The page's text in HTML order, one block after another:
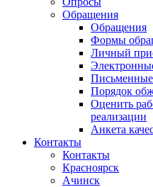
Обращения
Обращения
Формы
Личный
Порядок
Оценить
реализации
Анкета
Контакты
Контакты
Красноярск
Ачинск